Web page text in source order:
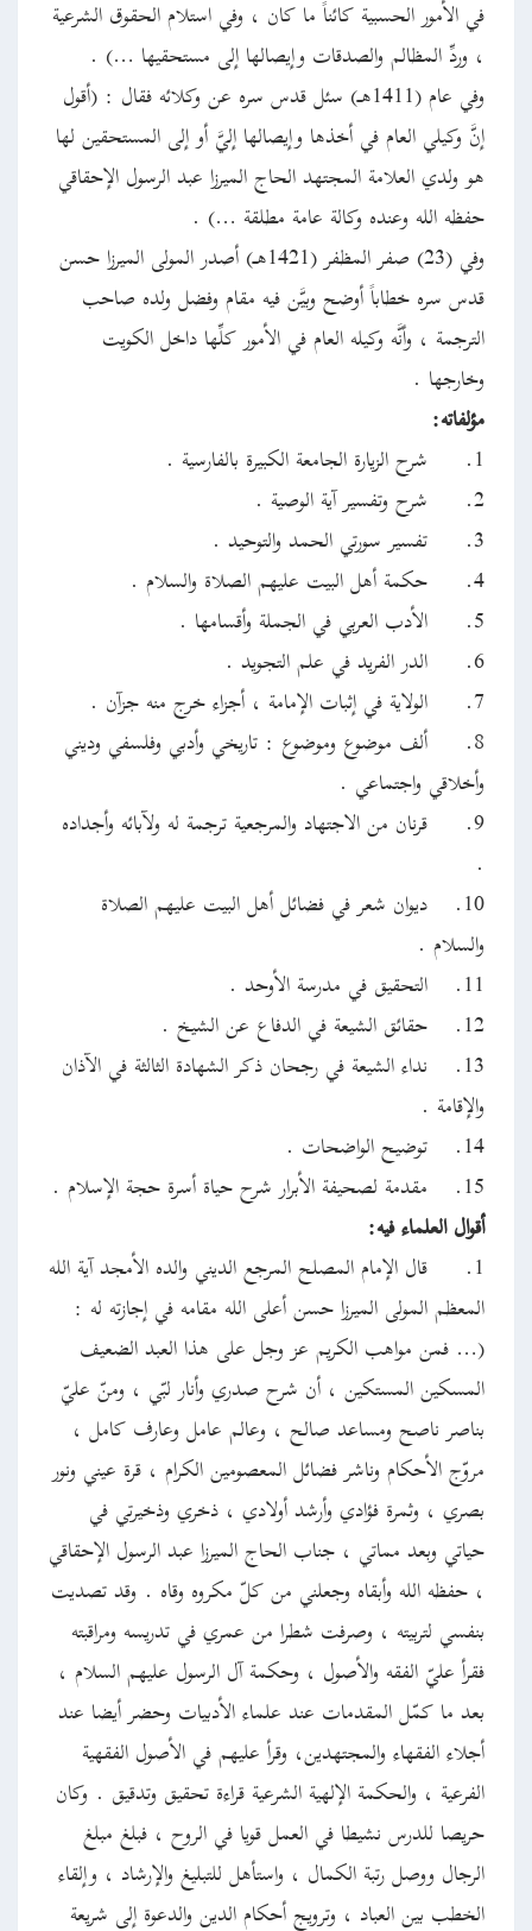
في الأمور الحسبية كائناً ما كان ، وفي استلام الحقوق الشرعية
، وردِّ المظالم والصدقات وإيصالها إلى مستحقيها …) .
وفي عام (1411هـ) سئل قدس سره عن وكلائه فقال : (أقول
إنَّ وكيلي العام في أخذها وإيصالها إليَّ أو إلى المستحقين لها
هو ولدي العلامة المجتهد الحاج الميرزا عبد الرسول الإحقاقي
حفظه الله وعنده وكالة عامة مطلقة …) .
وفي (23) صفر المظفر (1421هـ) أصدر المولى الميرزا حسن
قدس سره خطاباً أوضح وبيَّن فيه مقام وفضل ولده صاحب
الترجمة ، وأنَّه وكيله العام في الأمور كلِّها داخل الكويت
وخارجها .
مؤلفاته:
1.
شرح الزيارة الجامعة الكبيرة بالفارسية .
2.
شرح وتفسير آية الوصية .
3.
تفسير سورتي الحمد والتوحيد .
4.
حكمة أهل البيت عليهم الصلاة والسلام .
5.
الأدب العربي في الجملة وأقسامها .
6.
الدر الفريد في علم التجويد .
7.
الولاية في إثبات الإمامة ، أجزاء خرج منه جزآن .
8.
ألف موضوع وموضوع : تاريخي وأدبي وفلسفي وديني
وأخلاقي واجتماعي .
9.
قرنان من الاجتهاد والمرجعية ترجمة له ولآبائه وأجداده
.
10.
ديوان شعر في فضائل أهل البيت عليهم الصلاة
والسلام .
11.
التحقيق في مدرسة الأوحد .
12.
حقائق الشيعة في الدفاع عن الشيخ .
13.
نداء الشيعة في رجحان ذكر الشهادة الثالثة في الآذان
والإقامة .
14.
توضيح الواضحات .
15.
مقدمة لصحيفة الأبرار شرح حياة أسرة حجة الإسلام .
أقوال العلماء فيه:
1.
قال الإمام المصلح المرجع الديني والده الأمجد آية الله
المعظم المولى الميرزا حسن أعلى الله مقامه في إجازته له :
(… فمن مواهب الكريم عز وجل على هذا العبد الضعيف
المسكين المستكين ، أن شرح صدري وأنار لبّي ، ومنّ عليّ
بناصر ناصح ومساعد صالح ، وعالم عامل وعارف كامل ،
مروّج الأحكام وناشر فضائل المعصومين الكرام ، قرة عيني ونور
بصري ، وثمرة فؤادي وأرشد أولادي ، ذخري وذخيرتي في
حياتي وبعد مماتي ، جناب الحاج الميرزا عبد الرسول الإحقاقي
، حفظه الله وأبقاه وجعلني من كلّ مكروه وقاه . وقد تصديت
بنفسي لتربيته ، وصرفت شطرا من عمري في تدريسه ومراقبته
فقرأ عليّ الفقه والأصول ، وحكمة آل الرسول عليهم السلام ،
بعد ما كمّل المقدمات عند علماء الأدبيات وحضر أيضا عند
أجلاء الفقهاء والمجتهدين، وقرأ عليهم في الأصول الفقهية
الفرعية ، والحكمة الإلهية الشرعية قراءة تحقيق وتدقيق . وكان
حريصا للدرس نشيطا في العمل قويا في الروح ، فبلغ مبلغ
الرجال ووصل رتبة الكمال ، واستأهل للتبليغ والإرشاد ، وإلقاء
الخطب بين العباد ، وترويج أحكام الدين والدعوة إلى شريعة